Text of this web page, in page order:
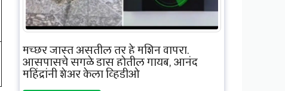
मच्छर जास्त असतील तर हे मशिन वापरा,
आसपासचे सगळे डास होतील गायब, आनंद
महिंद्रांनी शेअर केला व्हिडीओ